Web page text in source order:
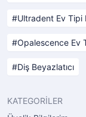
Ultradent Ev Tipi
Opalescence Ev
Diş Beyazlatıcı
KATEGORİLER